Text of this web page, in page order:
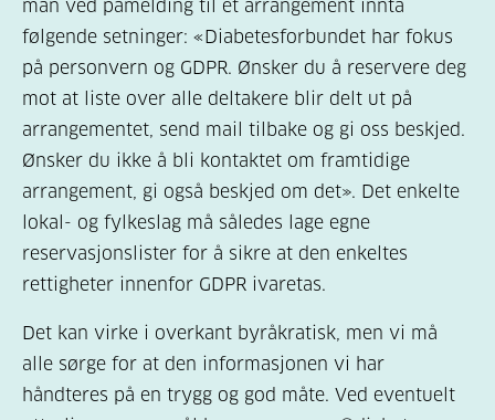
man ved påmelding til et arrangement innta
følgende setninger: «Diabetesforbundet har fokus
på personvern og GDPR. Ønsker du å reservere deg
mot at liste over alle deltakere blir delt ut på
arrangementet, send mail tilbake og gi oss beskjed.
Ønsker du ikke å bli kontaktet om framtidige
arrangement, gi også beskjed om det». Det enkelte
lokal- og fylkeslag må således lage egne
reservasjonslister for å sikre at den enkeltes
rettigheter innenfor GDPR ivaretas.
Det kan virke i overkant byråkratisk, men vi må
alle sørge for at den informasjonen vi har
håndteres på en trygg og god måte. Ved eventuelt